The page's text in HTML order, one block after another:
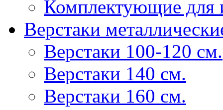
Комплектующие для
Верстаки
Верстаки 100-120 см.
Верстаки 140 см.
Верстаки 160 см.